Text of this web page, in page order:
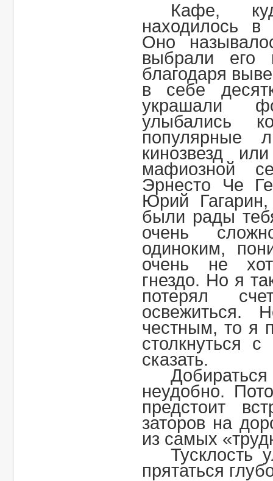
Кафе,
находилось
Оно
выбрали его
благодаря
в себе
украшали
улыбались
популярные
кинозвезд
мафиозной
Эрнесто Че
Юрий
были рады
очень
одиноким,
очень не
гнездо. Но я
потерял
освежиться.
честным, то я
столкнуться
сказать.
неудобно.
предстоит
заторов на
из самых
Тусклость
прятаться